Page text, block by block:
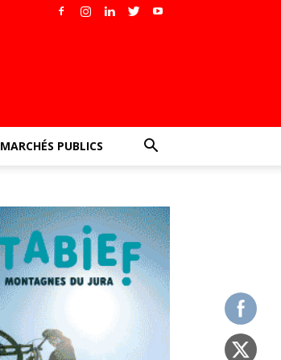
MARCHÉS PUBLICS